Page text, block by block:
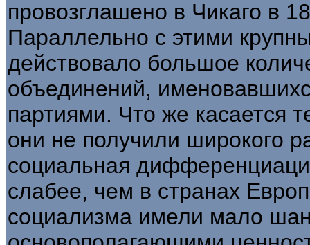
провозглашено в Чикаго в
Параллельно с этими
действовало большое
объединений,
партиями. Что же касается
они не получили широкого
социальная
слабее, чем в странах
социализма имели мало